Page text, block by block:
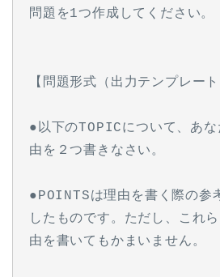
問題を1つ作成してください。
【問題形式（出力テンプレート
●以下のTOPICについて、あ
由を２つ書きなさい。
●POINTSは理由を書く際の参
したものです。ただし、これ
由を書いてもかまいません。